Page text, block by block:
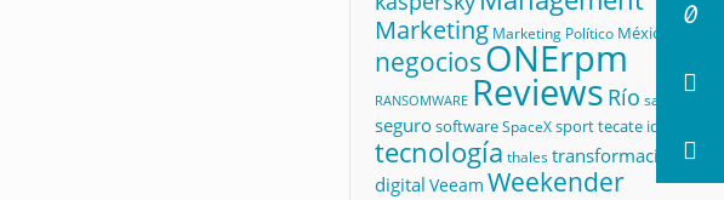
Marketing Marketing Político México
negociosONErpm
RANSOMWARE Reviews Río salud
segurosoftwareSpaceXsporttecate id
tecnología thalestransformación
digital Veeam Weekender